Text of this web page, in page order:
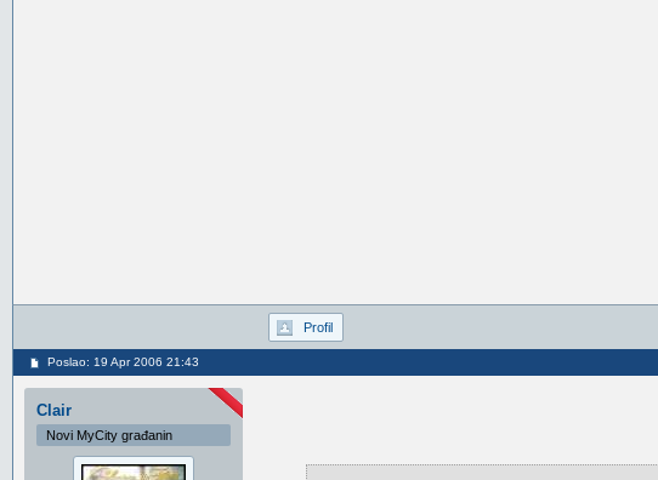
Profil
Poslao: 19 Apr 2006 21:43
Clair
Novi MyCity građanin